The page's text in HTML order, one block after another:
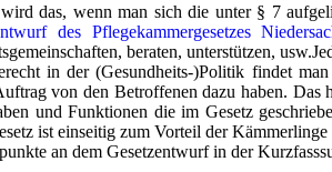
das, wenn man sich die unter § 7
des Pflegekammergesetzes
beraten, unterstützen, usw.
in der (Gesundheits-)Politik findet
von den Betroffenen dazu haben. Das
und Funktionen die im Gesetz
ist einseitig zum Vorteil der
an dem Gesetzentwurf in der